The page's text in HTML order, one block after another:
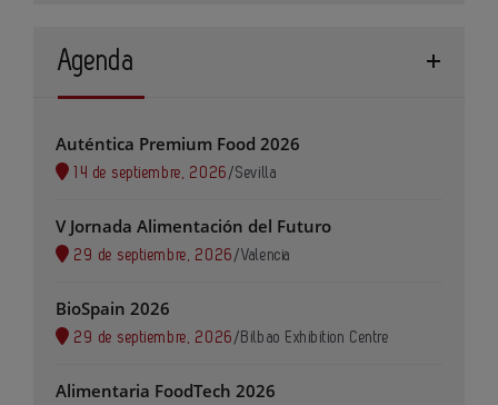
Agenda
Auténtica Premium Food 2026
14 de septiembre, 2026 /Sevilla
V Jornada Alimentación del Futuro
29 de septiembre, 2026 /Valencia
BioSpain 2026
29 de septiembre, 2026 / Bilbao Exhibition Centre
Alimentaria FoodTech 2026